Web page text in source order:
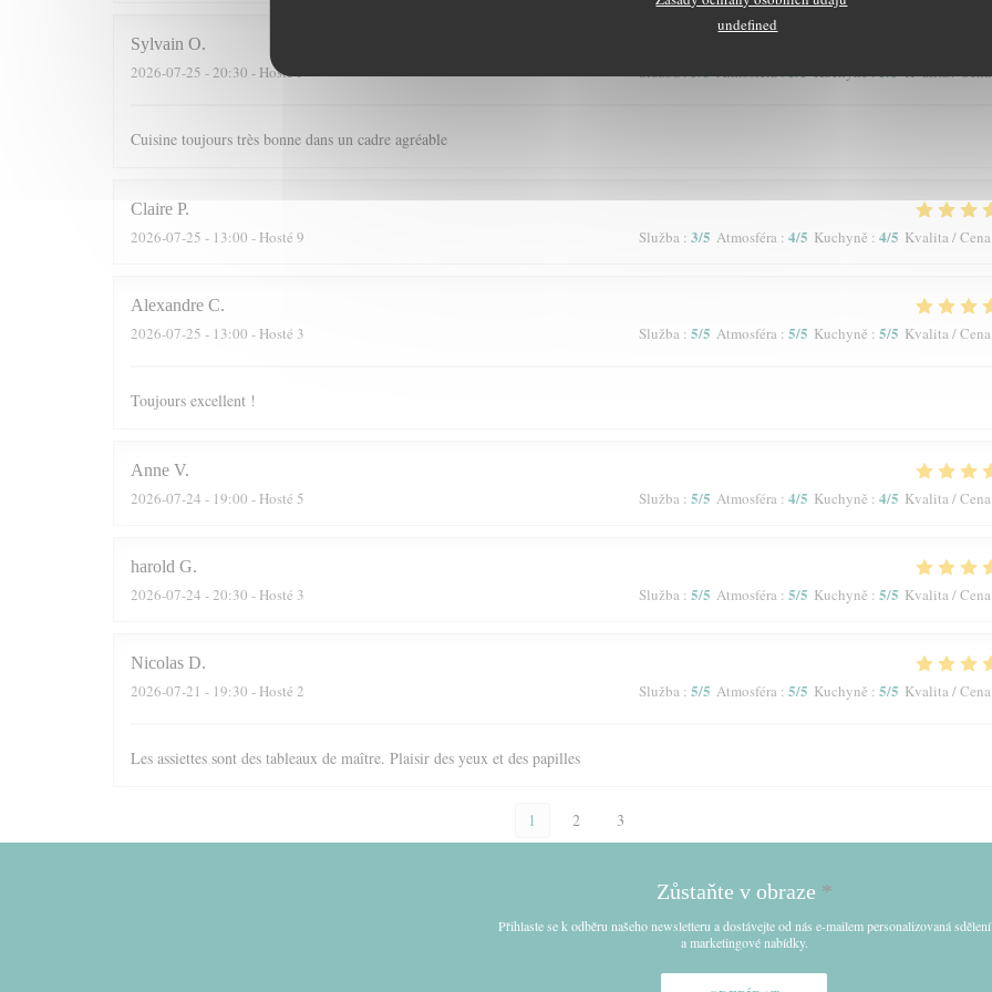
undefined
Sylvain O
2026-07-25 - 20:30 - Hosté 3 Služba:5/5 Atmosféra:5/5 Kuchyně:5/5 Kvalita / Cena
Cuisine toujours très bonne dans un cadre agréable
Claire P
2026-07-25 - 13:00 - Hosté 9 Služba : 3/5 Atmosféra : 4/5 Kuchyně : 4/5 Kvalita / Cena
Alexandre C
2026-07-25 - 13:00 - Hosté 3 Služba : 5/5 Atmosféra : 5/5 Kuchyně : 5/5 Kvalita / Cena
Toujours excellent !
Anne V
2026-07-24 - 19:00 - Hosté 5 Služba : 5/5 Atmosféra : 4/5 Kuchyně : 4/5 Kvalita / Cena
harold G
2026-07-24 - 20:30 - Hosté 3 Služba : 5/5 Atmosféra : 5/5 Kuchyně : 5/5 Kvalita / Cena
Nicolas D
2026-07-21 - 19:30 - Hosté 2 Služba : 5/5 Atmosféra : 5/5 Kuchyně : 5/5 Kvalita / Cena
Les assiettes sont des tableaux de maître. Plaisir des yeux et des papilles
1 2 3
Zůstaňte v obraze *
Přihlaste se k odběru našeho newsletteru a dostávejte od nás e-mailem personalizovaná sdělení
a marketingové nabídky.